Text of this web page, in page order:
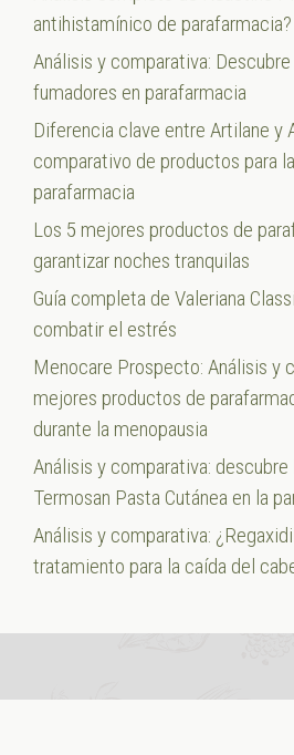
antihistamínico de parafarmacia?
Análisis y comparativa:
fumadores en parafarmacia
Diferencia clave entre Artilane y
comparativo de productos para
parafarmacia
Los 5 mejores productos de
garantizar noches tranquilas
Guía completa de Valeriana
combatir el estrés
Menocare Prospecto: Análisis y
mejores productos de
durante la menopausia
Análisis y comparativa:
Termosan Pasta Cutánea en la
Análisis y comparativa:
tratamiento para la caída del